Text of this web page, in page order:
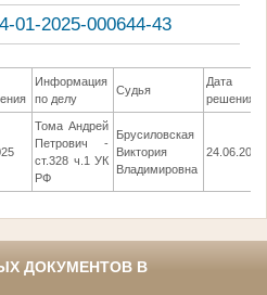
01-2025-000644-43
Информация
по делу
Судья
Дата
решения
Тома Андрей
Петрович -
ст.328 ч.1 УК
РФ
Брусиловская
Виктория
Владимировна
24.06.2025
ДОКУМЕНТОВ В